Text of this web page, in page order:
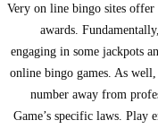
Very on line
awards.
engaging in
online bingo
number away
Game’s specific